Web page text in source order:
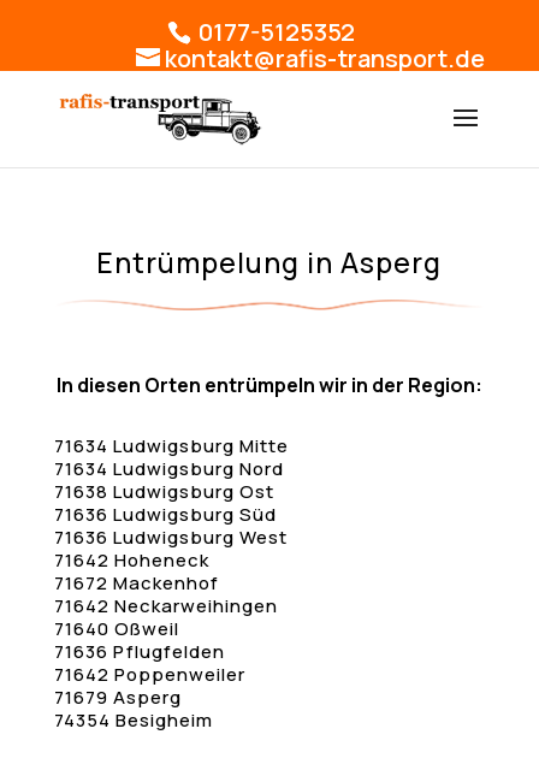
0177-5125352
kontakt@rafis-transport.de
Entrümpelung in Asperg
In diesen Orten entrümpeln wir in der Region:
71634 Ludwigsburg Mitte
71634 Ludwigsburg Nord
71638 Ludwigsburg Ost
71636 Ludwigsburg Süd
71636 Ludwigsburg West
71642 Hoheneck
71672 Mackenhof
71642 Neckarweihingen
71640 Oßweil
71636 Pflugfelden
71642 Poppenweiler
71679 Asperg
74354 Besigheim